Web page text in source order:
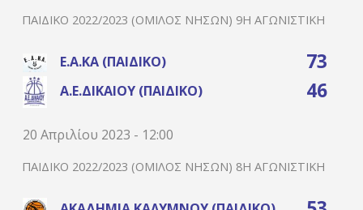
ΠΑΙΔΙΚΌ 2022/2023 (ΌΜΙΛΟΣ ΝΉΣΩΝ) 9Η ΑΓΩΝΙΣΤΙΚΉ
Ε.Α.ΚΑ (ΠΑΙΔΙΚΌ) 73
Α.Ε.ΔΙΚΑΊΟΥ (ΠΑΙΔΙΚΌ) 46
20 Απριλίου 2023 - 12:00
ΠΑΙΔΙΚΌ 2022/2023 (ΌΜΙΛΟΣ ΝΉΣΩΝ) 8Η ΑΓΩΝΙΣΤΙΚΉ